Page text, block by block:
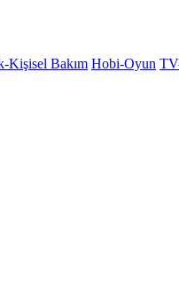
Kişisel Bakım Hobi-Oyun